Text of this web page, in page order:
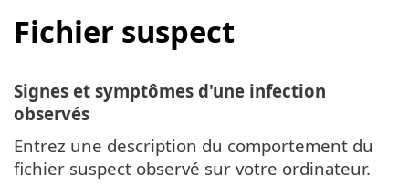
Fichier suspect
Signes et symptômes d'une infection
observés
Entrez une description du comportement du
fichier suspect observé sur votre ordinateur.